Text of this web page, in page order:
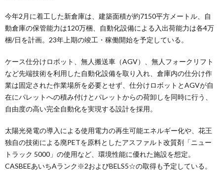
今年2月に着工した新倉庫は、建築面積が約7150平方メートル、自
動倉庫の保管能力は120万梱、自動化設備による入出荷能力は各4万
梱/日を計画。23年上期の竣工・稼働開始を予定している。
ケース仕分けロボット、無人搬送車（AGV）、無人フォークリフト
など先端技術を利用した自動化設備を取り入れ、倉庫内の仕分け作
業は固定された作業場所を必要とせず、仕分けロボットとAGVが自
在にパレットへの積み付けとパレットからの荷卸しを同時に行う、
自由度の高い完全自動化を実現する設計を採用。
太陽光発電の導入による使用電力の再生可能エネルギー化や、花王
独自の技術による廃PETを原料としたアスファルト改質剤「ニュー
トラック 5000」の使用など、環境性能に優れた施設を想定。
CASBEEあいちAランク※2およびBELS5☆の取得も予定している。